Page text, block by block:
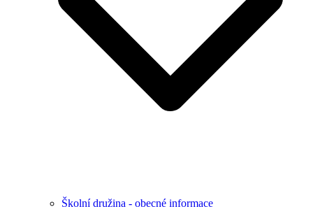
Školní družina - obecné informace